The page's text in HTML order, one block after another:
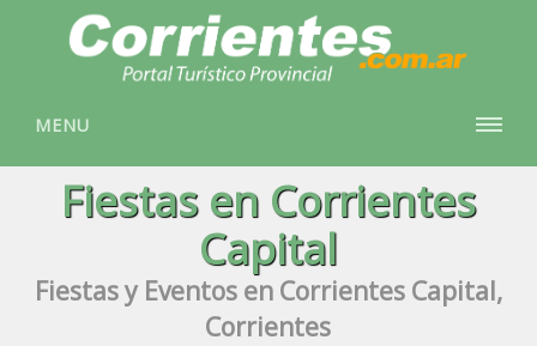
MENU
Fiestas en Corrientes
Capital
Fiestas y Eventos en Corrientes Capital,
Corrientes